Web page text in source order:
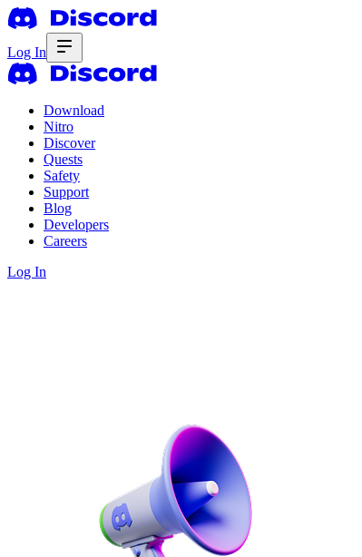
Log In
Download
Nitro
Discover
Quests
Safety
Support
Blog
Developers
Careers
Log In